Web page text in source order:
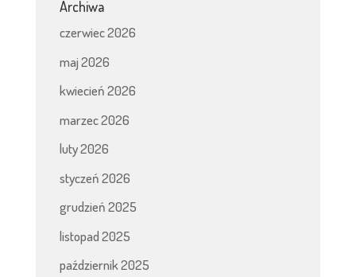
Archiwa
czerwiec 2026
maj 2026
kwiecień 2026
marzec 2026
luty 2026
styczeń 2026
grudzień 2025
listopad 2025
październik 2025